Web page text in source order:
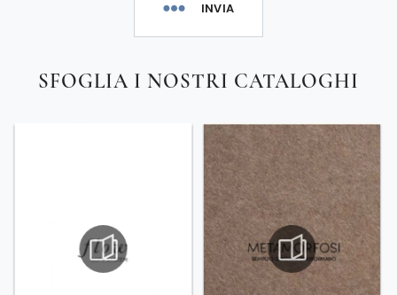
INVIA
SFOGLIA I NOSTRI CATALOGHI